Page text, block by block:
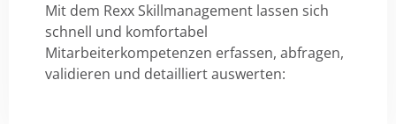
Mit dem Rexx Skillmanagement lassen sich
schnell und komfortabel
Mitarbeiterkompetenzen erfassen, abfragen,
validieren und detailliert auswerten: